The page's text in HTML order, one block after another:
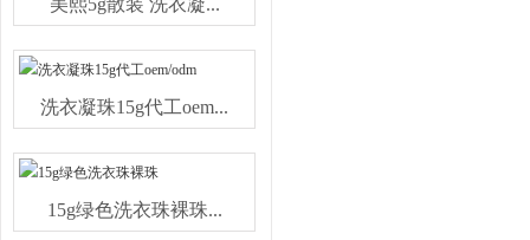
美熙5g散装 洗衣凝...
洗衣凝珠15g代工oem...
15g绿色洗衣珠裸珠...